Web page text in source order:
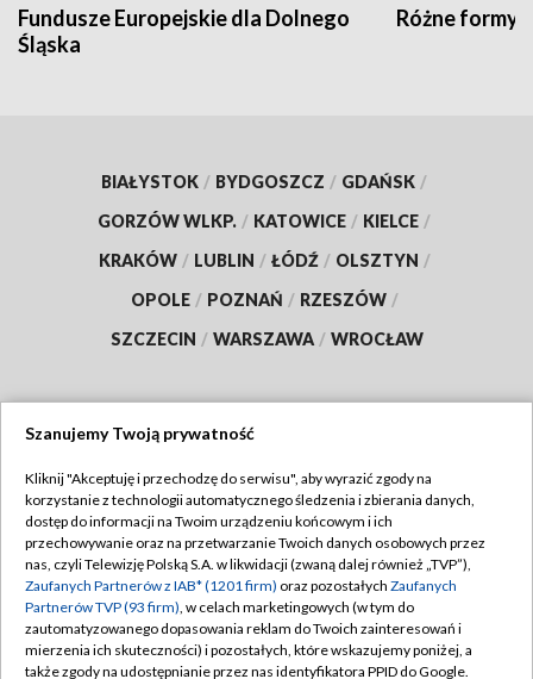
Fundusze Europejskie dla Dolnego
Śląska
Różne formy
BIAŁYSTOK / BYDGOSZCZ / GDAŃSK /
GORZÓW WLKP. / KATOWICE / KIELCE /
KRAKÓW / LUBLIN / ŁÓDŹ / OLSZTYN /
OPOLE / POZNAŃ / RZESZÓW /
SZCZECIN / WARSZAWA / WROCŁAW
TVP
Abonament TVP
Emisja w TVP
Centrum informacji TVP
Naziemna Telewizja Cyfrowa
Regulamin TVP
Polityka prywatności
Moje zgody
Pomoc
Szanujemy Twoją prywatność
Kliknij "Akceptuję i przechodzę do serwisu", aby wyrazić zgody na
korzystanie z technologii automatycznego śledzenia i zbierania danych,
dostęp do informacji na Twoim urządzeniu końcowym i ich
przechowywanie oraz na przetwarzanie Twoich danych osobowych przez
nas, czyli Telewizję Polską S.A. w likwidacji (zwaną dalej również „TVP”),
Zaufanych Partnerów z IAB* (1201 firm) oraz pozostałych Zaufanych
Partnerów TVP (93 firm), w celach marketingowych (w tym do
zautomatyzowanego dopasowania reklam do Twoich zainteresowań i
mierzenia ich skuteczności) i pozostałych, które wskazujemy poniżej, a
także zgody na udostępnianie przez nas identyfikatora PPID do Google.